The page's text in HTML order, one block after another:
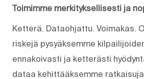
Toimimme merkityksellisesti ja
Ketterä. Dataohjattu. Voimakas.
riskejä pysyäksemme
ennakoivasti ja ketterästi
dataa kehittääksemme